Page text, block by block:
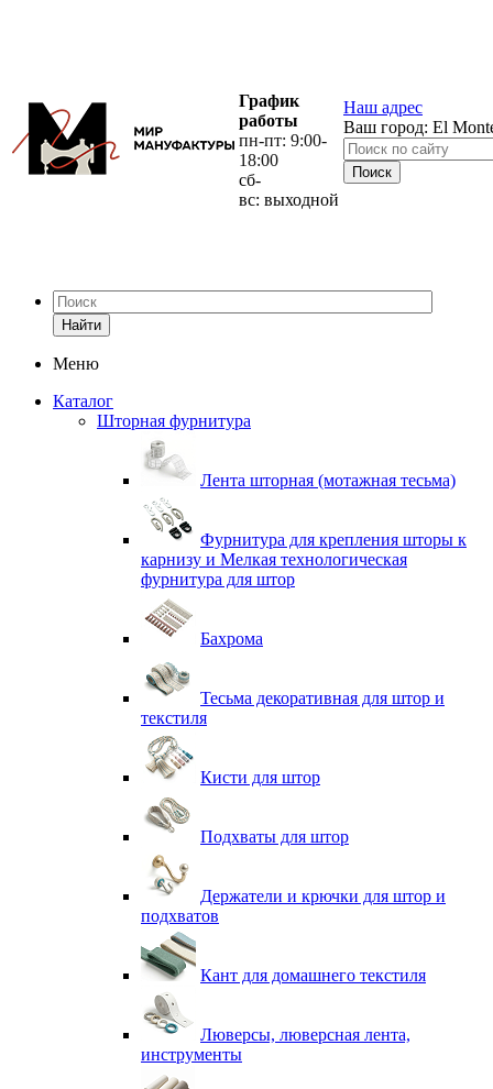
График
работы
пн-пт: 9:00-
18:00
сб-
вс: выходной
Наш адрес
Ваш город: El
Найти
Меню
Каталог
Шторная фурнитура
Лента шторная (мотажная тесьма)
Фурнитура для крепления шторы к
карнизу и Мелкая технологическая
фурнитура для штор
Бахрома
Тесьма декоративная для штор и
текстиля
Кисти для штор
Подхваты для штор
Держатели и крючки для штор и
подхватов
Кант для домашнего текстиля
Люверсы, люверсная лента,
инструменты